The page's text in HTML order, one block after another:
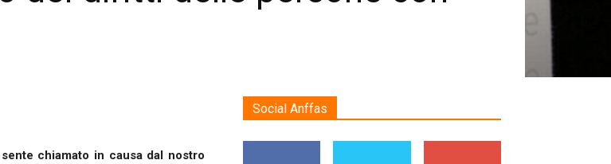
chiamato in causa dal nostro
Social Anffas